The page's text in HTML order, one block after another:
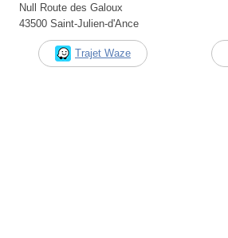
Null Route des Galoux
43500 Saint-Julien-d'Ance
Trajet Waze